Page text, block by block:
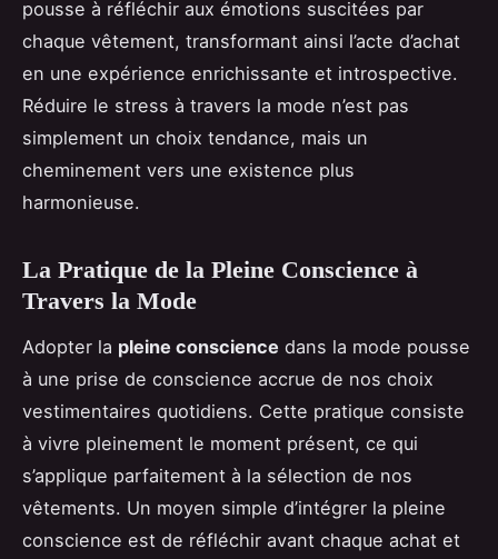
pousse à réfléchir aux émotions suscitées par
chaque vêtement, transformant ainsi l’acte d’achat
en une expérience enrichissante et introspective.
Réduire le stress à travers la mode n’est pas
simplement un choix tendance, mais un
cheminement vers une existence plus
harmonieuse.
La Pratique de la Pleine Conscience à
Travers la Mode
Adopter la pleine conscience dans la mode pousse
à une prise de conscience accrue de nos choix
vestimentaires quotidiens. Cette pratique consiste
à vivre pleinement le moment présent, ce qui
s’applique parfaitement à la sélection de nos
vêtements. Un moyen simple d’intégrer la pleine
conscience est de réfléchir avant chaque achat et